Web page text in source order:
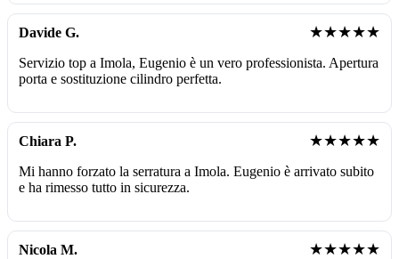
Davide G. ★★★★★
Servizio top a Imola, Eugenio è un vero professionista. Apertura
porta e sostituzione cilindro perfetta.
Chiara P. ★★★★★
Mi hanno forzato la serratura a Imola. Eugenio è arrivato subito
e ha rimesso tutto in sicurezza.
Nicola M. ★★★★★